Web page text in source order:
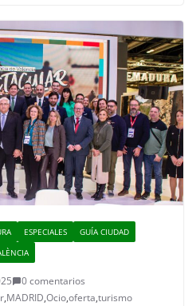
ESPECIALES
GUÍA CIUDAD
0 comentarios
,MADRID,Ocio,oferta,turismo